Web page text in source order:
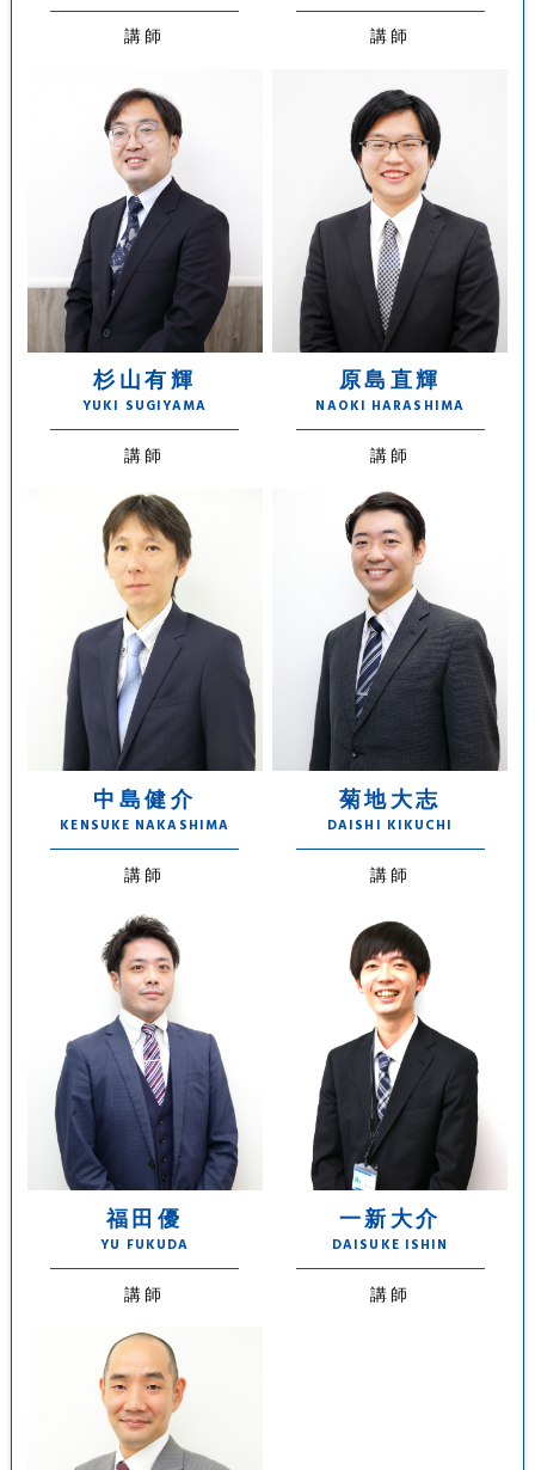
講師 講師
杉山有輝
YUKI SUGIYAMA
講師
原島直輝
NAOKI HARASHIMA
講師
中島健介
KENSUKE NAKASHIMA
講師
菊地大志
DAISHI KIKUCHI
講師
福田優
YU FUKUDA
講師
一新大介
DAISUKE ISHIN
講師